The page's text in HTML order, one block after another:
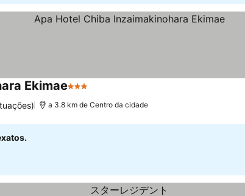
Ekimae3 Estrelas
a 3.8 km de Centro da cidade